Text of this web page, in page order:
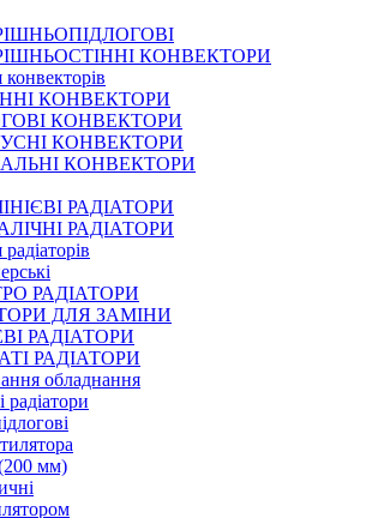
КОНВЕКТОРИ
КОНВЕКТОРИ
КОНВЕКТОРИ
КОНВЕКТОРИ
КОНВЕКТОРИ
РАДІАТОРИ
РАДІАТОРИ
РАДІАТОРИ
ДЛЯ ЗАМІНИ
РАДІАТОРИ
РАДІАТОРИ
обладнання
радіатори
мм)